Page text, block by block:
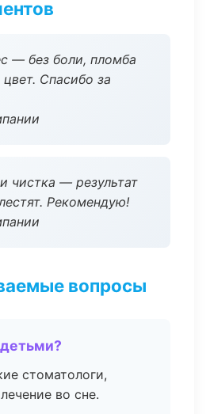
— без боли, пломба
Спасибо за
чистка — результат
Рекомендую!
вопросы
стоматологи,
во сне.